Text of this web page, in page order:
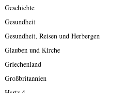
Geschichte
Gesundheit
Gesundheit, Reisen und Herbergen
Glauben und Kirche
Griechenland
Großbritannien